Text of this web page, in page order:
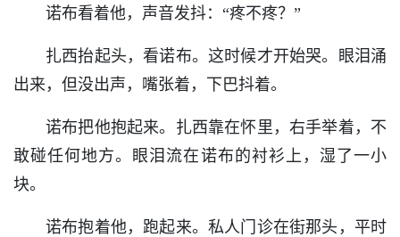
诺布看着他，声音发抖：“疼不疼？”
扎西抬起头，看诺布。这时候才开始哭。眼泪涌
出来，但没出声，嘴张着，下巴抖着。
诺布把他抱起来。扎西靠在怀里，右手举着，不
敢碰任何地方。眼泪流在诺布的衬衫上，湿了一小
块。
诺布抱着他，跑起来。私人门诊在街那头，平时